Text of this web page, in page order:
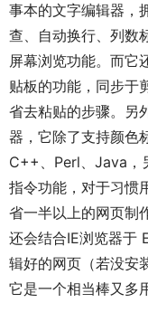
事本的文字编辑器，
查、自动换行、列数
屏幕浏览功能。而它
贴板的功能，同步于
省去粘贴的步骤。另
器，它除了支持颜色
C++、Perl、Java，
指令功能，对于习惯
省一半以上的网页制
还会结合IE浏览器于
辑好的网页（若没安
它是一个相当棒又多